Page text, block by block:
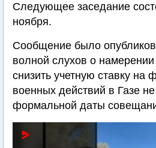
Следующее заседание
ноября.
Сообщение было
волной слухов о
снизить учетную ставку на
военных действий в Газе
формальной даты